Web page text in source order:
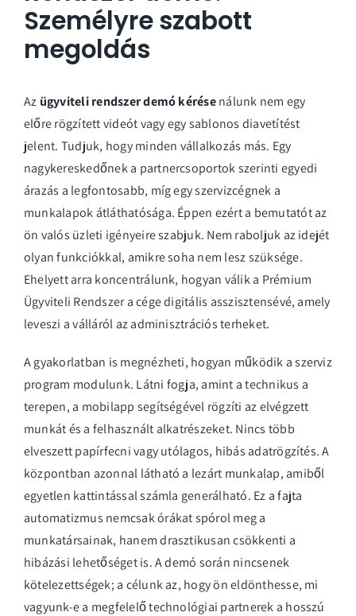
Személyre szabott
megoldás
Az ügyviteli rendszer demó kérésenálunk nem egy
előre rögzített videót vagy egy sablonos diavetítést
jelent. Tudjuk, hogy minden vállalkozás más. Egy
nagykereskedőnek a partnercsoportok szerinti egyedi
árazás a legfontosabb, míg egy szervizcégnek a
munkalapok átláthatósága. Éppen ezért a bemutatót az
ön valós üzleti igényeire szabjuk. Nem raboljuk az idejét
olyan funkciókkal, amikre soha nem lesz szüksége.
Ehelyett arra koncentrálunk, hogyan válik a Prémium
Ügyviteli Rendszer a cége digitális asszisztensévé, amely
leveszi a válláról az adminisztrációs terheket.
A gyakorlatban is megnézheti, hogyan működik aszerviz
program modulunk. Látni fogja, amint a technikus a
terepen, a mobilapp segítségével rögzíti az elvégzett
munkát és a felhasznált alkatrészeket. Nincs több
elveszett papírfecni vagy utólagos, hibás adatrögzítés. A
központban azonnal látható a lezárt munkalap, amiből
egyetlen kattintással számla generálható. Ez a fajta
automatizmus nemcsak órákat spórol meg a
munkatársainak, hanem drasztikusan csökkenti a
hibázási lehetőséget is. A demó során nincsenek
kötelezettségek; a célunk az, hogy ön eldönthesse, mi
vagyunk-e a megfelelő technológiai partnerek a hosszú